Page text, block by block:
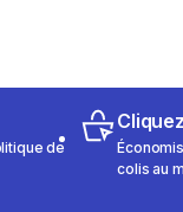
de
colis au